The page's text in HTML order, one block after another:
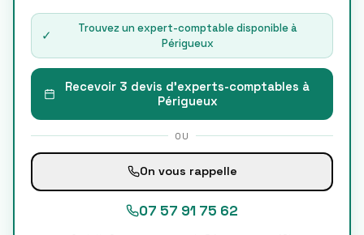
✓
Trouvez un expert-comptable disponible à
Périgueux
Recevoir 3 devis d'experts-comptables à
Périgueux
OU
On vous rappelle
07 57 91 75 62